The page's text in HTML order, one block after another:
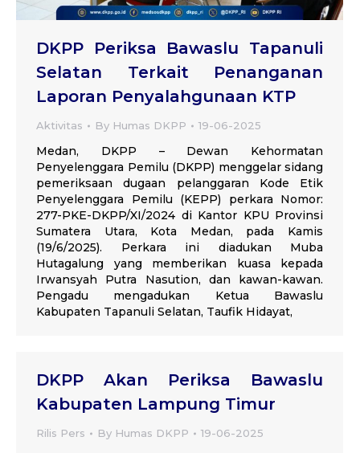
DKPP Periksa Bawaslu Tapanuli
Selatan Terkait Penanganan
Laporan Penyalahgunaan KTP
Aktivitas By Humas DKPP 19-06-2025
Medan, DKPP – Dewan Kehormatan
Penyelenggara Pemilu (DKPP) menggelar sidang
pemeriksaan dugaan pelanggaran Kode Etik
Penyelenggara Pemilu (KEPP) perkara Nomor:
277-PKE-DKPP/XI/2024 di Kantor KPU Provinsi
Sumatera Utara, Kota Medan, pada Kamis
(19/6/2025). Perkara ini diadukan Muba
Hutagalung yang memberikan kuasa kepada
Irwansyah Putra Nasution, dan kawan-kawan.
Pengadu mengadukan Ketua Bawaslu
Kabupaten Tapanuli Selatan, Taufik Hidayat,
DKPP Akan Periksa Bawaslu
Kabupaten Lampung Timur
Rilis Pers By Humas DKPP 19-06-2025